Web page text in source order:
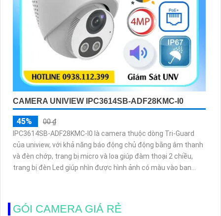
CAMERA UNIVIEW IPC3614SB-ADF28KMC-I0
45%
00 ₫
IPC3614SB-ADF28KMC-I0 là camera thuộc dòng Tri-Guard
của uniview, với khả năng báo động chủ động bằng âm thanh
và đèn chớp, trang bị micro và loa giúp đàm thoại 2 chiều,
trang bị đèn Led giúp nhìn được hình ảnh có màu vào ban
GÓI CAMERA GIÁ RẺ